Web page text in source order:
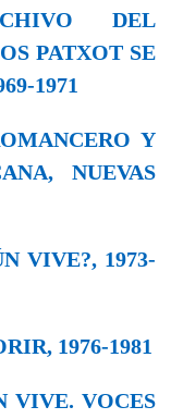
DEL
PATXOT SE
1971
Y
NUEVAS
VIVE?, 1973-
1976-1981
VIVE. VOCES